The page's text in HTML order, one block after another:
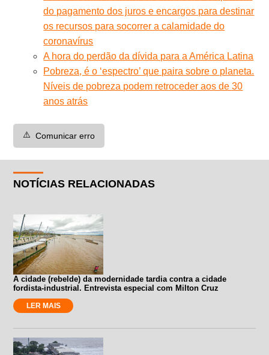
do pagamento dos juros e encargos para destinar
os recursos para socorrer a calamidade do
coronavírus
A hora do perdão da dívida para a América Latina
Pobreza, é o ‘espectro’ que paira sobre o planeta.
Níveis de pobreza podem retroceder aos de 30
anos atrás
⚠️ Comunicar erro
NOTÍCIAS RELACIONADAS
A cidade (rebelde) da modernidade tardia contra a cidade
fordista-industrial. Entrevista especial com Milton Cruz
LER MAIS